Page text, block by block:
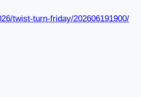
twist-turn-friday/202606191900/